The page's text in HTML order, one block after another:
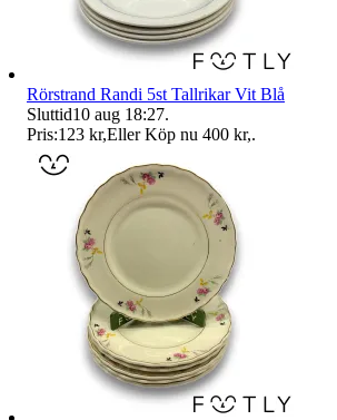
Rörstrand Randi 5st Tallrikar Vit Blå
Sluttid10 aug 18:27.
Pris:123 kr,Eller Köp nu 400 kr,.